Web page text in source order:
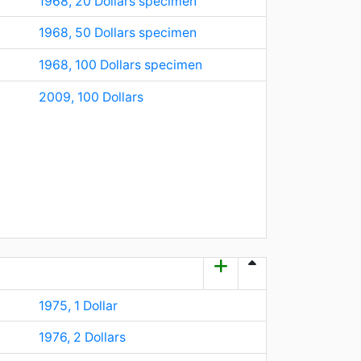
1968, 50 Dollars specimen
1968, 100 Dollars specimen
2009, 100 Dollars
1975, 1 Dollar
1976, 2 Dollars